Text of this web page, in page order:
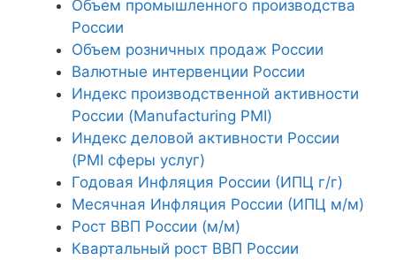
Объем промышленного производства
России
Объем розничных продаж России
Валютные интервенции России
Индекс производственной активности
России (Manufacturing PMI)
Индекс деловой активности России
(PMI сферы услуг)
Годовая Инфляция России (ИПЦ г/г)
Месячная Инфляция России (ИПЦ м/м)
Рост ВВП России (м/м)
Квартальный рост ВВП России